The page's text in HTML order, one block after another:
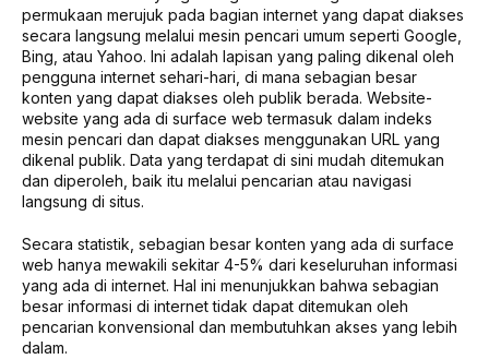
permukaan merujuk pada bagian internet yang dapat diakses
secara langsung melalui mesin pencari umum seperti Google,
Bing, atau Yahoo. Ini adalah lapisan yang paling dikenal oleh
pengguna internet sehari-hari, di mana sebagian besar
konten yang dapat diakses oleh publik berada. Website-
website yang ada di surface web termasuk dalam indeks
mesin pencari dan dapat diakses menggunakan URL yang
dikenal publik. Data yang terdapat di sini mudah ditemukan
dan diperoleh, baik itu melalui pencarian atau navigasi
langsung di situs.
Secara statistik, sebagian besar konten yang ada di surface
web hanya mewakili sekitar 4-5% dari keseluruhan informasi
yang ada di internet. Hal ini menunjukkan bahwa sebagian
besar informasi di internet tidak dapat ditemukan oleh
pencarian konvensional dan membutuhkan akses yang lebih
dalam.